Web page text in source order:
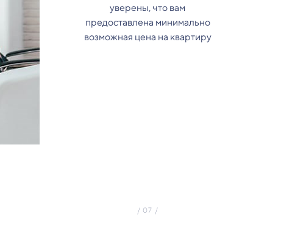
уверены, что вам
предоставлена минимально
возможная цена на квартиру